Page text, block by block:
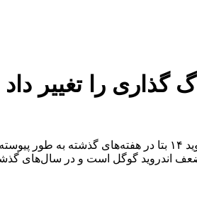
اندروید ۱۴ بتا برگه اشتراگ گذاری را تغییر داد
اندروید گوگل است و در سال‌های